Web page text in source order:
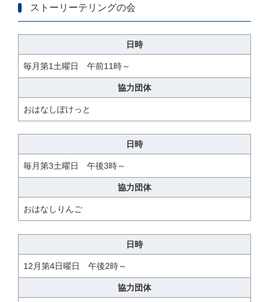
ストーリーテリングの会
日時
毎月第1土曜日 午前11時～
協力団体
おはなしぽけっと
日時
毎月第3土曜日 午後3時～
協力団体
おはなしりんご
日時
12月第4日曜日 午後2時～
協力団体